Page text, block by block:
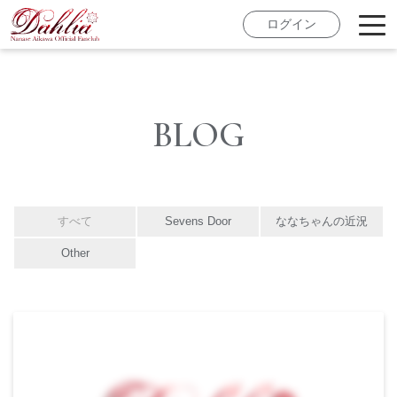
ログイン
BLOG
すべて Sevens Door ななちゃんの近況
Other